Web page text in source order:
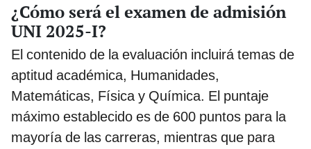
¿Cómo será el examen de admisión
UNI 2025-I?
El contenido de la evaluación incluirá temas de
aptitud académica, Humanidades,
Matemáticas, Física y Química. El puntaje
máximo establecido es de 600 puntos para la
mayoría de las carreras, mientras que para